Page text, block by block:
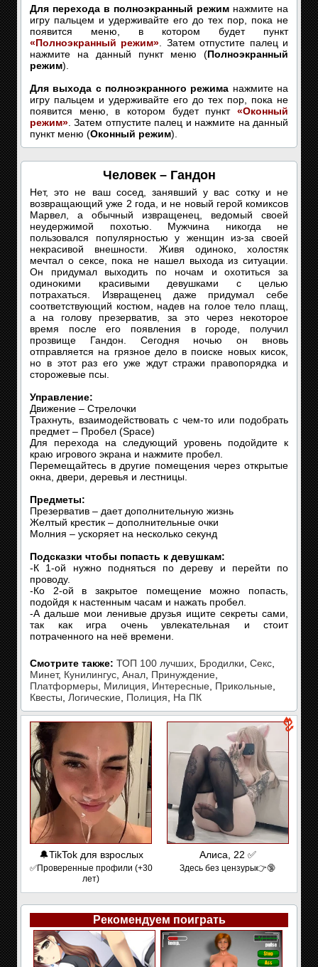
Для перехода в полноэкранный режим нажмите на
игру пальцем и удерживайте его до тех пор, пока не
появится меню, в котором будет пункт
«Полноэкранный режим» . Затем отпустите палец и
нажмите на данный пункт меню (Полноэкранный
режим).
Для выхода с полноэкранного режима нажмите на
игру пальцем и удерживайте его до тех пор, пока не
появится меню, в котором будет пункт «Оконный
режим» . Затем отпустите палец и нажмите на данный
пункт меню (Оконный режим).
Человек – Гандон
Нет, это не ваш сосед, занявший у вас сотку и не
возвращающий уже 2 года, и не новый герой комиксов
Марвел, а обычный извращенец, ведомый своей
неудержимой похотью. Мужчина никогда не
пользовался популярностью у женщин из-за своей
некрасивой внешности. Живя одиноко, холостяк
мечтал о сексе, пока не нашел выхода из ситуации.
Он придумал выходить по ночам и охотиться за
одинокими красивыми девушками с целью
потрахаться. Извращенец даже придумал себе
соответствующий костюм, надев на голое тело плащ,
а на голову презерватив, за это через некоторое
время после его появления в городе, получил
прозвище Гандон. Сегодня ночью он вновь
отправляется на грязное дело в поиске новых кисок,
но в этот раз его уже ждут стражи правопорядка и
сторожевые псы.
Управление:
Движение – Стрелочки
Трахнуть, взаимодействовать с чем-то или подобрать
предмет – Пробел (Space)
Для перехода на следующий уровень подойдите к
краю игрового экрана и нажмите пробел.
Перемещайтесь в другие помещения через открытые
окна, двери, деревья и лестницы.
Предметы:
Презерватив – дает дополнительную жизнь
Желтый крестик – дополнительные очки
Молния – ускоряет на несколько секунд
Подсказки чтобы попасть к девушкам:
-К 1-ой нужно подняться по дереву и перейти по
проводу.
-Ко 2-ой в закрытое помещение можно попасть,
подойдя к настенным часам и нажать пробел.
-А дальше мои ленивые друзья ищите секреты сами,
так как игра очень увлекательная и стоит
потраченного на неё времени.
Смотрите также: ТОП 100 лучших Бродилки Секс
Минет, Кунилингус Анал Принуждение
Платформеры
Милиция Интересные Прикольные
Квесты
Логические Полиция На ПК
🔔TikTok для взрослых
✅Проверенные профили (+30
лет)
Алиса, 22 ✅
Здесь без цензуры👉🔞
Рекомендуем поиграть